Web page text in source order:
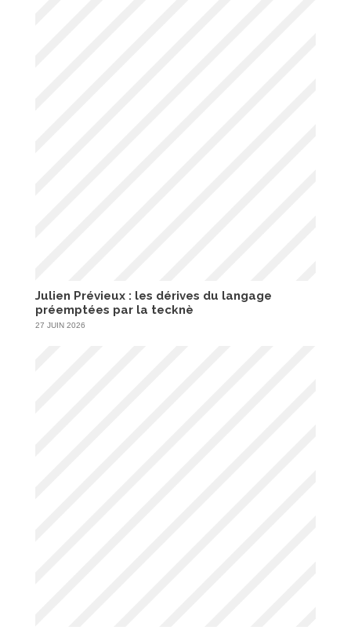
Julien Prévieux : les dérives du langage
préemptées par la tecknè
27 JUIN 2026